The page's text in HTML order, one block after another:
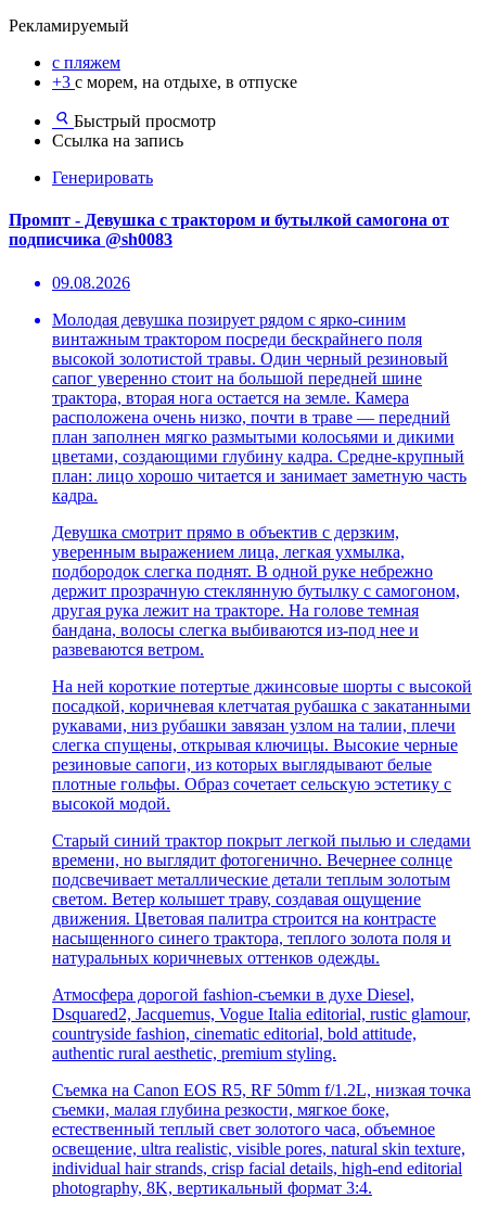
Рекламируемый
с пляжем
+3 с морем, на отдыхе, в отпуске
Быстрый просмотр
Ссылка на запись
Генерировать
Промпт - Девушка с трактором и бутылкой самогона от
подписчика @sh0083
09.08.2026
Молодая девушка позирует рядом с ярко-синим
винтажным трактором посреди бескрайнего поля
высокой золотистой травы. Один черный резиновый
сапог уверенно стоит на большой передней шине
трактора, вторая нога остается на земле. Камера
расположена очень низко, почти в траве — передний
план заполнен мягко размытыми колосьями и дикими
цветами, создающими глубину кадра. Средне-крупный
план: лицо хорошо читается и занимает заметную часть
кадра.
Девушка смотрит прямо в объектив с дерзким,
уверенным выражением лица, легкая ухмылка,
подбородок слегка поднят. В одной руке небрежно
держит прозрачную стеклянную бутылку с самогоном,
другая рука лежит на тракторе. На голове темная
бандана, волосы слегка выбиваются из-под нее и
развеваются ветром.
На ней короткие потертые джинсовые шорты с высокой
посадкой, коричневая клетчатая рубашка с закатанными
рукавами, низ рубашки завязан узлом на талии, плечи
слегка спущены, открывая ключицы. Высокие черные
резиновые сапоги, из которых выглядывают белые
плотные гольфы. Образ сочетает сельскую эстетику с
высокой модой.
Старый синий трактор покрыт легкой пылью и следами
времени, но выглядит фотогенично. Вечернее солнце
подсвечивает металлические детали теплым золотым
светом. Ветер колышет траву, создавая ощущение
движения. Цветовая палитра строится на контрасте
насыщенного синего трактора, теплого золота поля и
натуральных коричневых оттенков одежды.
Атмосфера дорогой fashion-съемки в духе Diesel,
Dsquared2, Jacquemus, Vogue Italia editorial, rustic glamour,
countryside fashion, cinematic editorial, bold attitude,
authentic rural aesthetic, premium styling.
Съемка на Canon EOS R5, RF 50mm f/1.2L, низкая точка
съемки, малая глубина резкости, мягкое боке,
естественный теплый свет золотого часа, объемное
освещение, ultra realistic, visible pores, natural skin texture,
individual hair strands, crisp facial details, high-end editorial
photography, 8K, вертикальный формат 3:4.